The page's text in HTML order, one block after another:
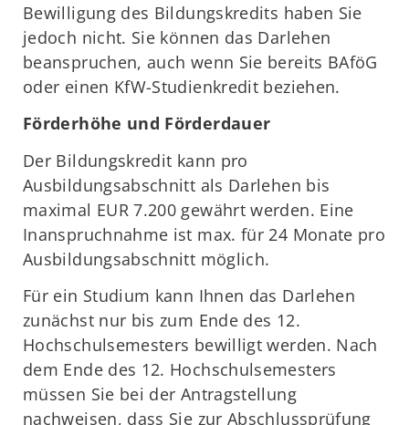
Bewilligung des Bildungskredits haben Sie
jedoch nicht. Sie können das Darlehen
beanspruchen, auch wenn Sie bereits BAföG
oder einen KfW-Studienkredit beziehen.
Förderhöhe und Förderdauer
Der Bildungskredit kann pro
Ausbildungsabschnitt als Darlehen bis
maximal EUR 7.200 gewährt werden. Eine
Inanspruchnahme ist max. für 24 Monate pro
Ausbildungsabschnitt möglich.
Für ein Studium kann Ihnen das Darlehen
zunächst nur bis zum Ende des 12.
Hochschulsemesters bewilligt werden. Nach
dem Ende des 12. Hochschulsemesters
müssen Sie bei der Antragstellung
nachweisen, dass Sie zur Abschlussprüfung